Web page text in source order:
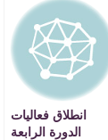
انطلاق فعاليات
الدورة الرابعة